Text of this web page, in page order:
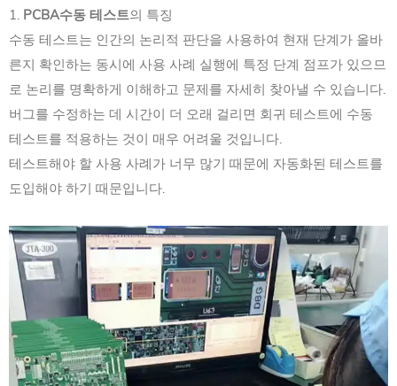
1. PCBA수동 테스트의 특징
수동 테스트는 인간의 논리적 판단을 사용하여 현재 단계가 올바
른지 확인하는 동시에 사용 사례 실행에 특정 단계 점프가 있으므
로 논리를 명확하게 이해하고 문제를 자세히 찾아낼 수 있습니다.
버그를 수정하는 데 시간이 더 오래 걸리면 회귀 테스트에 수동
테스트를 적용하는 것이 매우 어려울 것입니다.
테스트해야 할 사용 사례가 너무 많기 때문에 자동화된 테스트를
도입해야 하기 때문입니다.